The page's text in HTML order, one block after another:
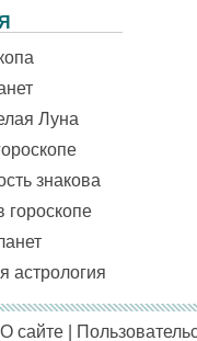
Луна
знакова
гороскопе
астрология
О сайте